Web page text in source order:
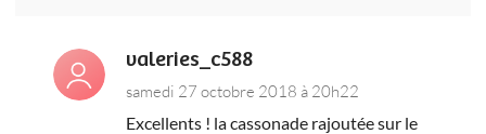
valeries_c588
samedi 27 octobre 2018 à 20h22
Excellents ! la cassonade rajoutée sur le